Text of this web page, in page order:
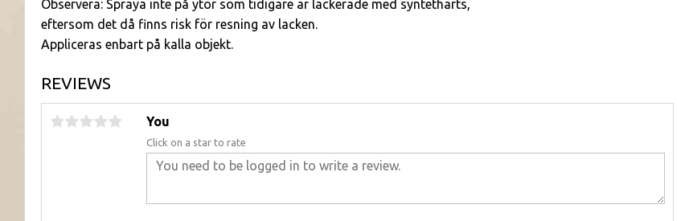
Observera: Spraya inte på ytor som tidigare är lackerade med syntetharts,
eftersom det då finns risk för resning av lacken.
Appliceras enbart på kalla objekt.
REVIEWS
You
Click on a star to rate